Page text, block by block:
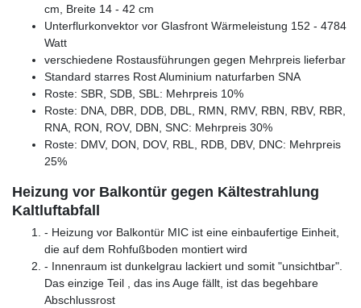
cm, Breite 14 - 42 cm
Unterflurkonvektor vor Glasfront Wärmeleistung 152 - 4784
Watt
verschiedene Rostausführungen gegen Mehrpreis lieferbar
Standard starres Rost Aluminium naturfarben SNA
Roste: SBR, SDB, SBL: Mehrpreis 10%
Roste: DNA, DBR, DDB, DBL, RMN, RMV, RBN, RBV, RBR,
RNA, RON, ROV, DBN, SNC: Mehrpreis 30%
Roste: DMV, DON, DOV, RBL, RDB, DBV, DNC: Mehrpreis
25%
Heizung vor Balkontür gegen Kältestrahlung
Kaltluftabfall
- Heizung vor Balkontür MIC ist eine einbaufertige Einheit,
die auf dem Rohfußboden montiert wird
- Innenraum ist dunkelgrau lackiert und somit "unsichtbar".
Das einzige Teil , das ins Auge fällt, ist das begehbare
Abschlussrost